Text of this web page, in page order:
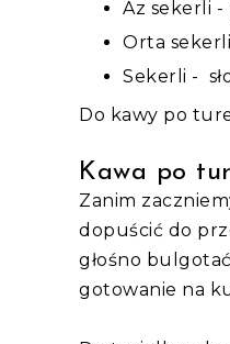
Az sekerli -
Orta
Sekerli -
Do kawy po
Kawa po
Zanim
dopuścić do
głośno
gotowanie na